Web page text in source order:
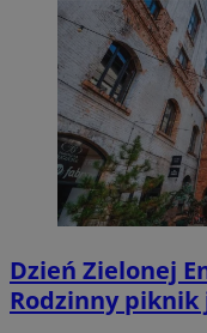
Dzień Zielonej
Rodzinny piknik